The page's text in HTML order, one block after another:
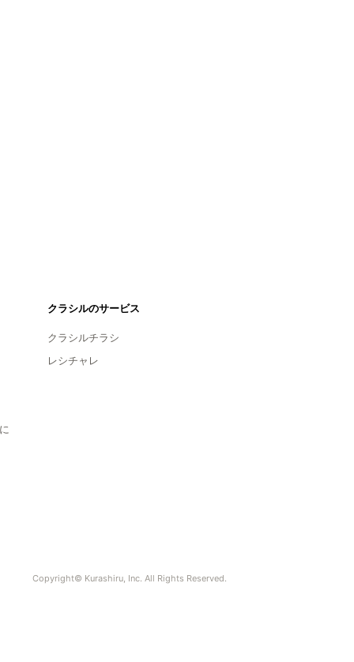
クラシルのサービス
クラシルチラシ
レシチャレ
Copyright© Kurashiru, Inc. All Rights Reserved.